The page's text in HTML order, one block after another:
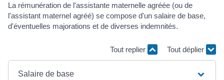
La rémunération de l'assistante maternelle agréée (ou de
l'assistant maternel agréé) se compose d'un salaire de base,
d'éventuelles majorations et de diverses indemnités.
Tout replier Tout déplier
Salaire de base